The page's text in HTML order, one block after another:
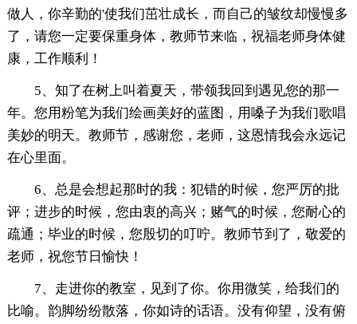
做人，你辛勤的'使我们茁壮成长，而自己的皱纹却慢慢多
了，请您一定要保重身体，教师节来临，祝福老师身体健
康，工作顺利！
5、知了在树上叫着夏天，带领我回到遇见您的那一
年。您用粉笔为我们绘画美好的蓝图，用嗓子为我们歌唱
美妙的明天。教师节，感谢您，老师，这恩情我会永远记
在心里面。
6、总是会想起那时的我：犯错的时候，您严厉的批
评；进步的时候，您由衷的高兴；赌气的时候，您耐心的
疏通；毕业的时候，您殷切的叮咛。教师节到了，敬爱的
老师，祝您节日愉快！
7、走进你的教室，见到了你。你用微笑，给我们的
比喻。韵脚纷纷散落，你如诗的话语。没有仰望，没有俯